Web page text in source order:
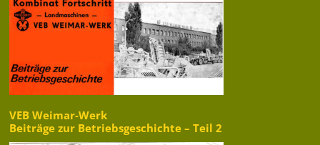
VEB Weimar-Werk
Beiträge zur Betriebsgeschichte – Teil 2